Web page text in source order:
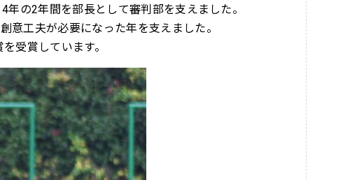
の2年間を部長として審判部を支えました。
意工夫が必要になった年を支えました。
受賞しています。